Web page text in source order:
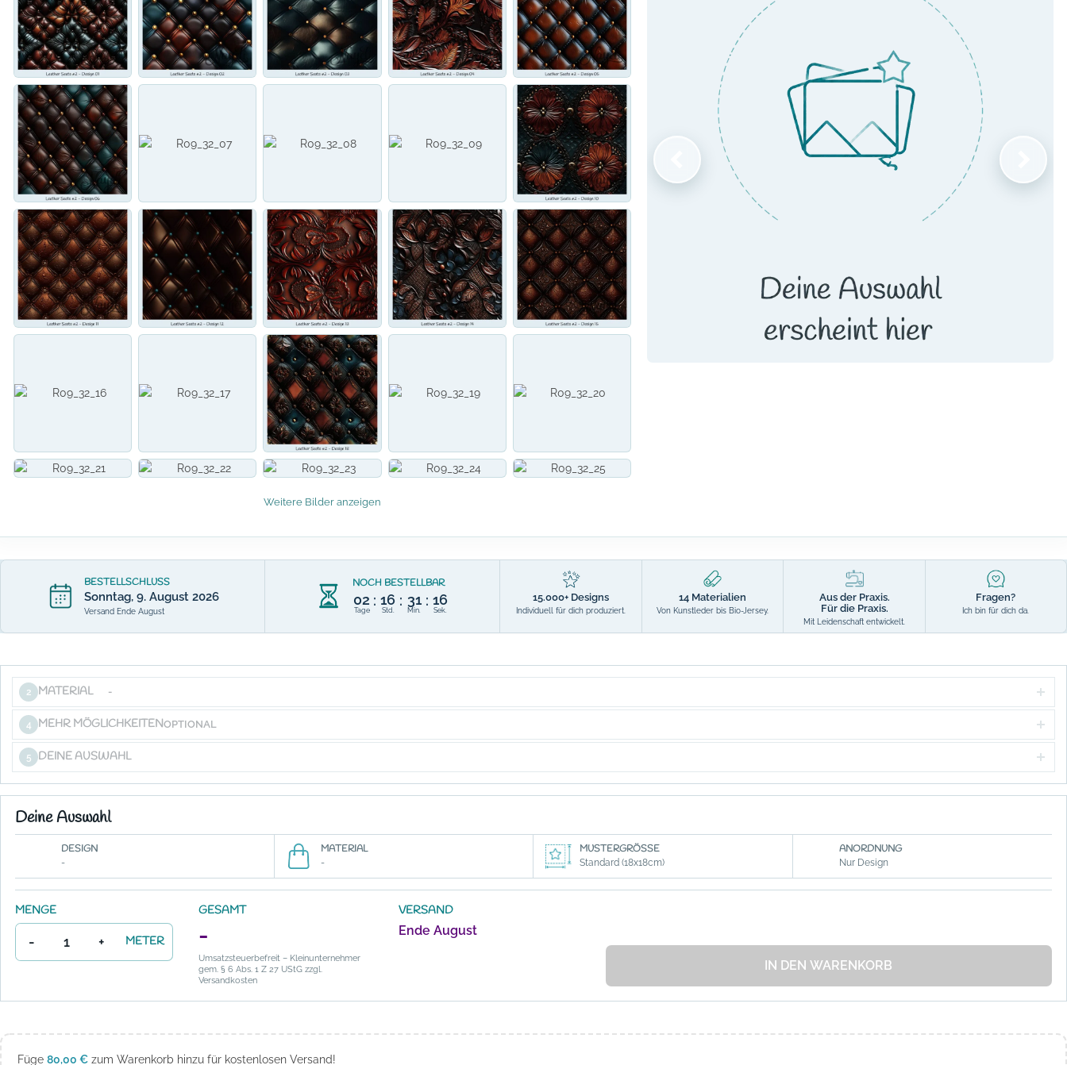
Weitere Bilder anzeigen
BESTELLSCHLUSS
Sonntag, 9. August 2026
Versand Ende August
NOCH BESTELLBAR
02
Tage
: 16
Std.
: 31
Min.
: 15
Sek.
15.000+ Designs
Individuell für dich produziert.
14 Materialien
Von Kunstleder bis Bio-Jersey.
Aus der Praxis.
Für die Praxis.
Mit Leidenschaft entwickelt.
Fragen?
Ich bin für dich da.
2 MATERIAL -
4 MEHR MÖGLICHKEITENOPTIONAL
5 DEINE AUSWAHL
Deine Auswahl
DESIGN
-
MATERIAL
-
MUSTERGRÖSSE
Standard (18x18cm)
ANORDNUNG
Nur Design
MENGE
- + METER
GESAMT
-
Umsatzsteuerbefreit – Kleinunternehmer
gem. § 6 Abs. 1 Z 27 UStG zzgl.
Versandkosten
VERSAND
Ende August
IN DEN WARENKORB
Füge 80,00 € zum Warenkorb hinzu für kostenlosen Versand!